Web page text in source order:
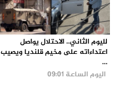
لليوم الثاني.. الاحتلال يواصل
اعتداءاته على مخيم قلنديا ويصيب
...
اليوم الساعة 09:01